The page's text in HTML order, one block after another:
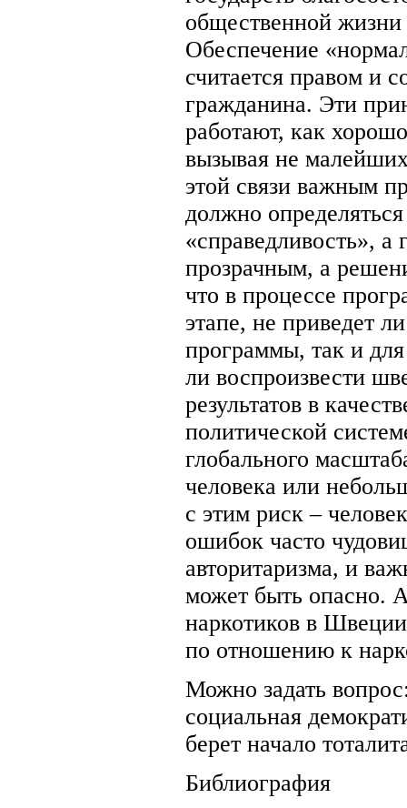
общественной
Обеспечение
считается правом и
гражданина. Эти
работают, как
вызывая не
этой связи важным
должно
«справедливость», а
прозрачным, а
что в процессе
этапе, не приведет
программы, так и
ли воспроизвести
результатов в
политической
глобального
человека или
с этим риск –
ошибок часто
авторитаризма, и
может быть опасно.
наркотиков в
по отношению к
Можно задать
социальная
берет начало
Библиография